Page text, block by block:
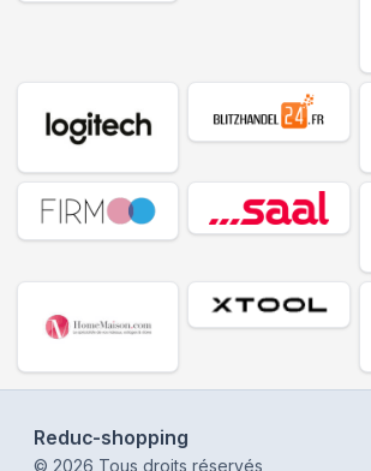
Reduc-shopping
© 2026 Tous droits réservés